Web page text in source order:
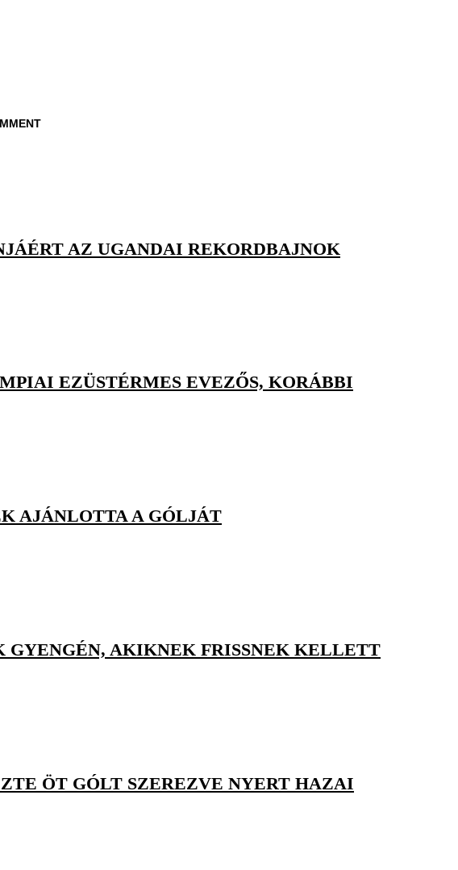
AZ UGANDAI REKORDBAJNOK
EZÜSTÉRMES EVEZŐS, KORÁBBI
AJÁNLOTTA A GÓLJÁT
GYENGÉN, AKIKNEK FRISSNEK KELLETT
ÖT GÓLT SZEREZVE NYERT HAZAI